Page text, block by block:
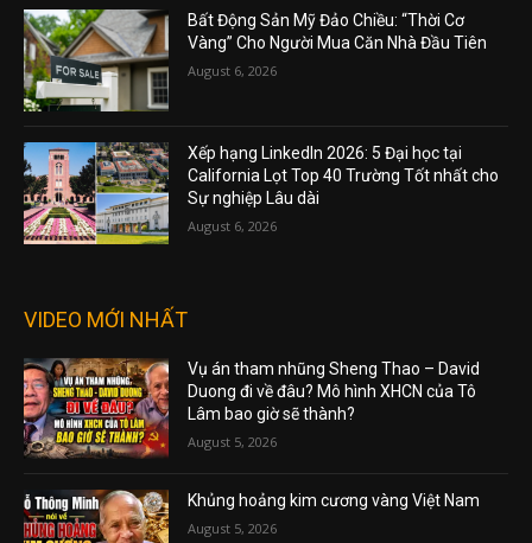
Bất Động Sản Mỹ Đảo Chiều: “Thời Cơ
Vàng” Cho Người Mua Căn Nhà Đầu Tiên
August 6, 2026
Xếp hạng LinkedIn 2026: 5 Đại học tại
California Lọt Top 40 Trường Tốt nhất cho
Sự nghiệp Lâu dài
August 6, 2026
VIDEO MỚI NHẤT
Vụ án tham nhũng Sheng Thao – David
Duong đi về đâu? Mô hình XHCN của Tô
Lâm bao giờ sẽ thành?
August 5, 2026
Khủng hoảng kim cương vàng Việt Nam
August 5, 2026